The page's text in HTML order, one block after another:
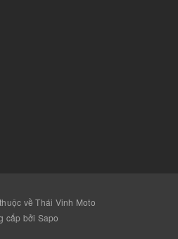
về Thái Vinh Moto
cấp bởi Sapo